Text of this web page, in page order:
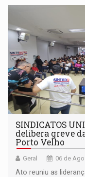
SINDICATOS
delibera greve
Porto Velho
Geral 06 de
Ato reuniu as